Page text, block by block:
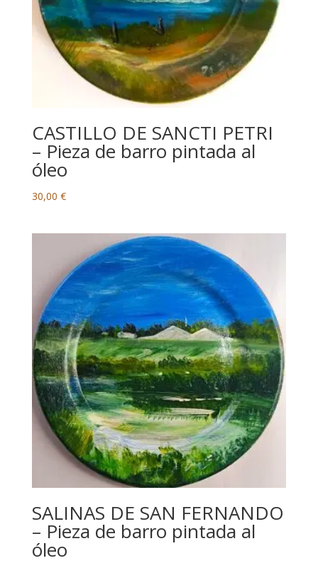
CASTILLO DE SANCTI PETRI
– Pieza de barro pintada al
óleo
30,00 €
SALINAS DE SAN FERNANDO
– Pieza de barro pintada al
óleo